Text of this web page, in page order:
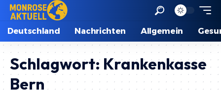
Deutschland Nachrichten Allgemein
Schlagwort: Krankenkasse
Bern